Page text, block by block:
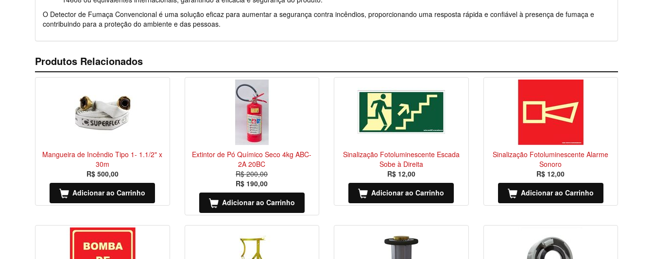
O Detector de Fumaça Convencional é uma solução eficaz para aumentar a segurança contra incêndios, proporcionando uma resposta rápida e confiável à presença de fumaça e
contribuindo para a proteção do ambiente e das pessoas.
Produtos Relacionados
Mangueira de Incêndio Tipo 1- 1.1/2" x
30m
R$ 500,00
Adicionar ao Carrinho
Extintor de Pó Químico Seco 4kg ABC-
2A 20BC
R$ 200,00
R$ 190,00
Adicionar ao Carrinho
Sinalização Fotoluminescente Escada
Sobe à Direita
R$ 12,00
Adicionar ao Carrinho
Sinalização Fotoluminescente Alarme
Sonoro
R$ 12,00
Adicionar ao Carrinho